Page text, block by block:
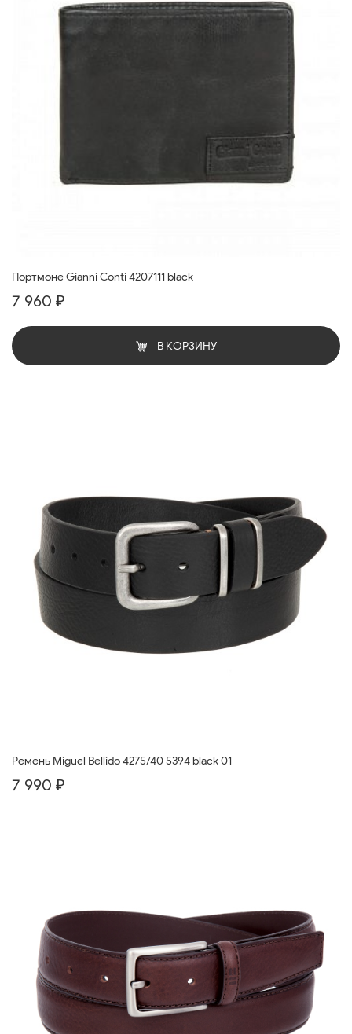
Портмоне Gianni Conti 4207111 black
7 960 ₽
В КОРЗИНУ
Ремень Miguel Bellido 4275/40 5394 black 01
7 990 ₽